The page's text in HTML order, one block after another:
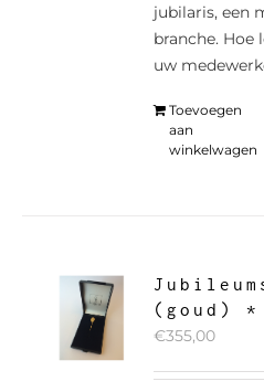
jubilaris, een
branche. Hoe
uw
Toevoegen
aan
winkelwagen
(goud) *
€355,00